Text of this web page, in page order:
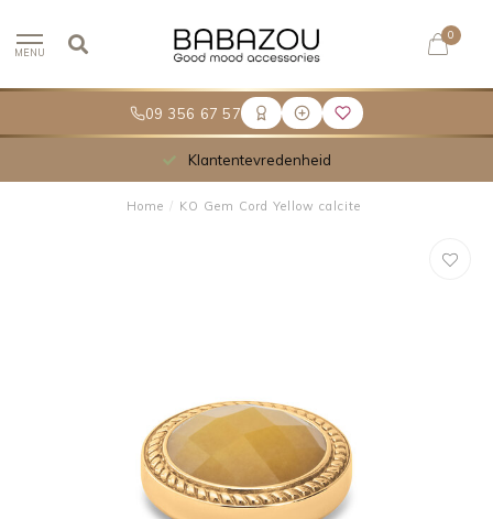
09 356 67 57
MENU
0
Klantentevredenheid
Home / KO Gem Cord Yellow calcite